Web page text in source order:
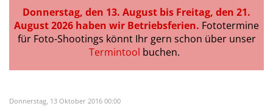
Donnerstag, den 13. August bis Freitag, den 21.
August 2026 haben wir Betriebsferien. Fototermine
für Foto-Shootings könnt Ihr gern schon über unser
Termintool buchen.
Donnerstag, 13 Oktober 2016 00:00